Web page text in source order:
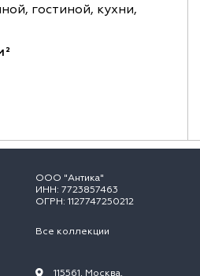
гостиной, кухни,
ООО "Антика"
ИНН: 7723857463
ОГРН: 1127747250212
Все коллекции
115561, Москва,